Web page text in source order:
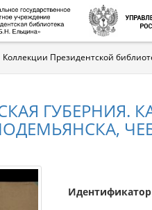
Коллекции Президентской
ГУБЕРНИЯ.
Идентификатор